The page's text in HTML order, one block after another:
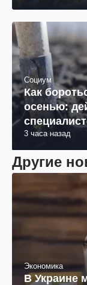
Социум
Как
осенью:
3 часа назад
Другие
Экономика
В Украине